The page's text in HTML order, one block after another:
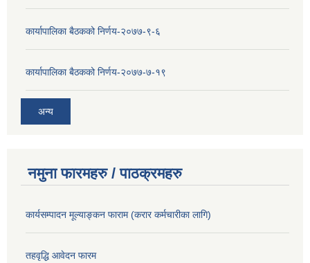
कार्यापालिका बैठकको निर्णय-२०७७-९-६
कार्यापालिका बैठकको निर्णय-२०७७-७-१९
अन्य
नमुना फारमहरु / पाठक्रमहरु
कार्यसम्पादन मूल्याङ्कन फाराम (करार कर्मचारीका लागि)
तहवृद्धि आवेदन फारम